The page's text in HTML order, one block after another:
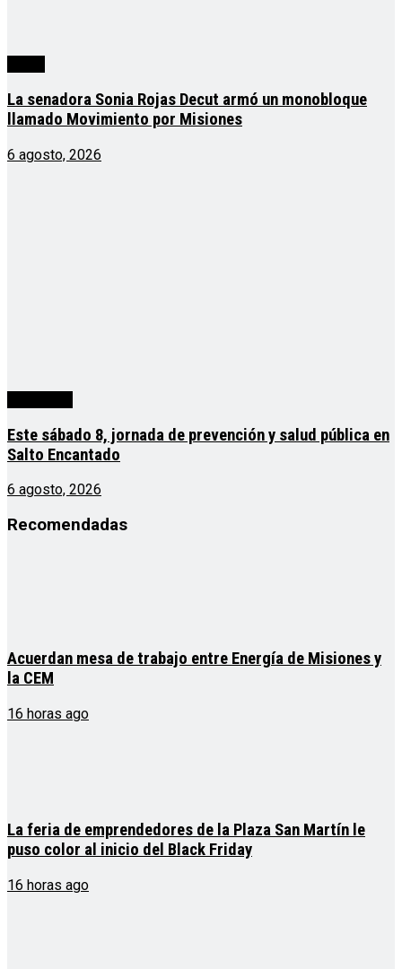
La senadora Sonia Rojas Decut armó un monobloque
llamado Movimiento por Misiones
6 agosto, 2026
Este sábado 8, jornada de prevención y salud pública en
Salto Encantado
6 agosto, 2026
Recomendadas
Acuerdan mesa de trabajo entre Energía de Misiones y
la CEM
16 horas ago
La feria de emprendedores de la Plaza San Martín le
puso color al inicio del Black Friday
16 horas ago